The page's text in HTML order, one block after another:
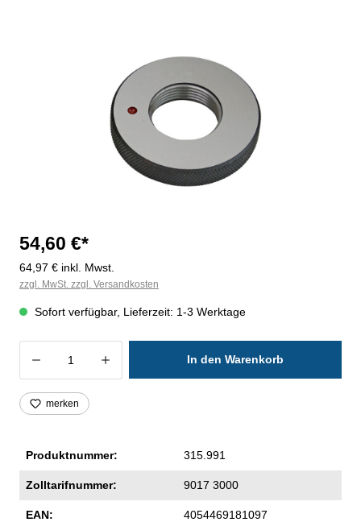
54,60 €*
64,97 € inkl. Mwst.
zzgl. MwSt. zzgl. Versandkosten
Sofort verfügbar, Lieferzeit: 1-3 Werktage
Produkt Anzahl: Gib den gewünschten
In den Warenkorb
merken
Produktnummer: 315.991
Zolltarifnummer: 9017 3000
EAN: 4054469181097